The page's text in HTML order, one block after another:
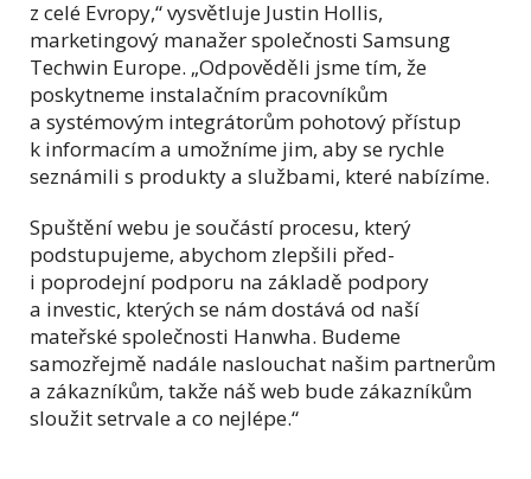
z celé Evropy,“ vysvětluje Justin Hollis,
marketingový manažer společnosti Samsung
Techwin Europe. „Odpověděli jsme tím, že
poskytneme instalačním pracovníkům
a systémovým integrátorům pohotový přístup
k informacím a umožníme jim, aby se rychle
seznámili s produkty a službami, které nabízíme.
Spuštění webu je součástí procesu, který
podstupujeme, abychom zlepšili před-
i poprodejní podporu na základě podpory
a investic, kterých se nám dostává od naší
mateřské společnosti Hanwha. Budeme
samozřejmě nadále naslouchat našim partnerům
a zákazníkům, takže náš web bude zákazníkům
sloužit setrvale a co nejlépe.“